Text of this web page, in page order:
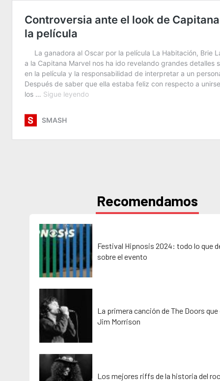
Recomendamos
Festival Hipnosis 2024: todo lo que
sobre el evento
La primera canción de The Doors
Jim Morrison
Los mejores riffs de la historia del